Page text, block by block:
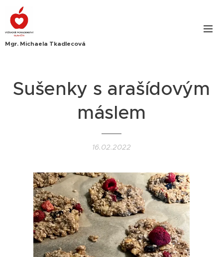
Mgr. Michaela Tkadlecová
Sušenky s arašídovým
máslem
16.02.2022